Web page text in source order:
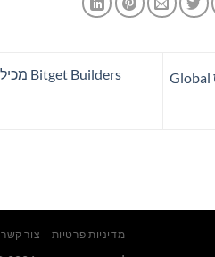
חלוץ פעילות האקלים וההומניטריה מוחמד נאשיד זכה בפרס Global
מדיניות פרטיות צור קשר